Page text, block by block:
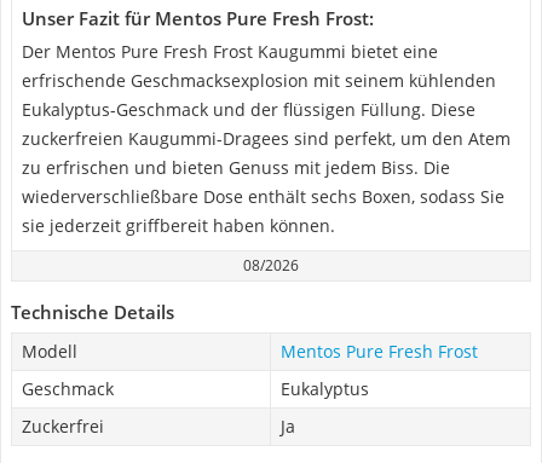
Unser Fazit für Mentos Pure Fresh Frost:
Der Mentos Pure Fresh Frost Kaugummi bietet eine
erfrischende Geschmacksexplosion mit seinem kühlenden
Eukalyptus-Geschmack und der flüssigen Füllung. Diese
zuckerfreien Kaugummi-Dragees sind perfekt, um den Atem
zu erfrischen und bieten Genuss mit jedem Biss. Die
wiederverschließbare Dose enthält sechs Boxen, sodass Sie
sie jederzeit griffbereit haben können.
08/2026
Technische Details
Modell
Mentos Pure Fresh Frost
Geschmack
Eukalyptus
Zuckerfrei
Ja